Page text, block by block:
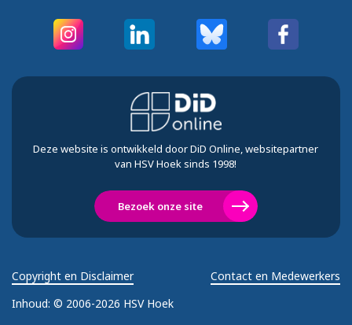
Deze website is ontwikkeld door DiD Online, websitepartner
van HSV Hoek sinds 1998!
Bezoek onze site
Inhoud: © 2006-2026 HSV Hoek
Copyright en Disclaimer Contact en Medewerkers